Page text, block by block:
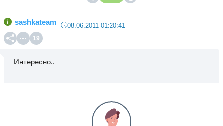
sashkateam 08.06.2011 01:20:41
19
Интересно..